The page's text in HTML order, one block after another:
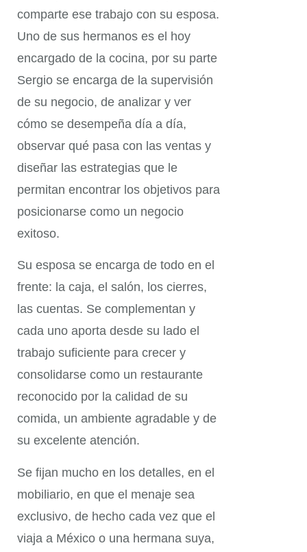
comparte ese trabajo con su esposa.
Uno de sus hermanos es el hoy
encargado de la cocina, por su parte
Sergio se encarga de la supervisión
de su negocio, de analizar y ver
cómo se desempeña día a día,
observar qué pasa con las ventas y
diseñar las estrategias que le
permitan encontrar los objetivos para
posicionarse como un negocio
exitoso.
Su esposa se encarga de todo en el
frente: la caja, el salón, los cierres,
las cuentas. Se complementan y
cada uno aporta desde su lado el
trabajo suficiente para crecer y
consolidarse como un restaurante
reconocido por la calidad de su
comida, un ambiente agradable y de
su excelente atención.
Se fijan mucho en los detalles, en el
mobiliario, en que el menaje sea
exclusivo, de hecho cada vez que el
viaja a México o una hermana suya,